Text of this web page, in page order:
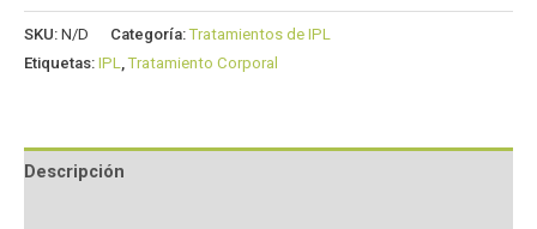
SKU: N/D Categoría:Tratamientos de IPL
Etiquetas: IPL ,Tratamiento Corporal
Descripción